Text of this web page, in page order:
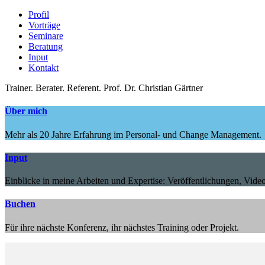
Profil
Vorträge
Seminare
Beratung
Input
Kontakt
Trainer. Berater. Referent. Prof. Dr. Christian Gärtner
Über mich
Mehr als 20 Jahre Erfahrung im Personal- und Change Management.
Input
Einblicke in meine Arbeiten und Expertise: Veröffentlichungen,
Buchen
Für ihre nächste Konferenz, ihr nächstes Training oder Projekt.